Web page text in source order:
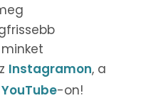
Instagramon, a
YouTube-on!